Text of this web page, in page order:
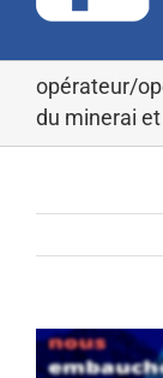
opérateur/
du minerai
Agrandir